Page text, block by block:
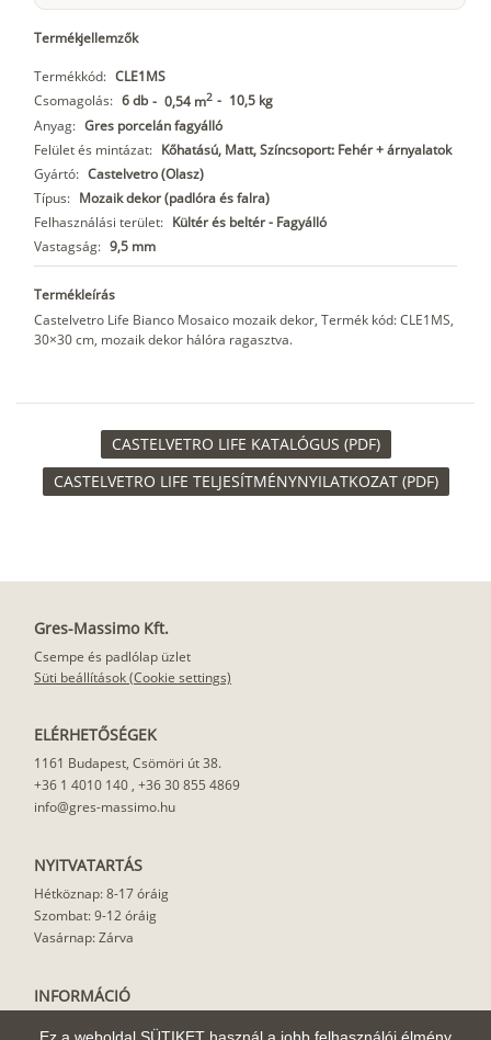
Termékjellemzők
Termékkód: CLE1MS
Csomagolás: 6 db - 0,54 m2 - 10,5 kg
Anyag: Gres porcelán fagyálló
Felület és mintázat: Kőhatású, Matt, Színcsoport: Fehér + árnyalatok
Gyártó: Castelvetro (Olasz)
Típus: Mozaik dekor (padlóra és falra)
Felhasználási terület: Kültér és beltér - Fagyálló
Vastagság: 9,5 mm
Termékleírás
Castelvetro Life Bianco Mosaico mozaik dekor, Termék kód: CLE1MS,
30×30 cm, mozaik dekor hálóra ragasztva.
CASTELVETRO LIFE KATALÓGUS (PDF)
CASTELVETRO LIFE TELJESÍTMÉNYNYILATKOZAT (PDF)
Gres-Massimo Kft.
Csempe és padlólap üzlet
Süti beállítások (Cookie settings)
ELÉRHETŐSÉGEK
1161 Budapest, Csömöri út 38.
+36 1 4010 140 , +36 30 855 4869
info@gres-massimo.hu
NYITVATARTÁS
Hétköznap: 8-17 óráig
Szombat: 9-12 óráig
Vasárnap: Zárva
INFORMÁCIÓ